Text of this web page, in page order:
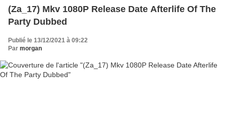
(Za_17) Mkv 1080P Release Date Afterlife Of The
Party Dubbed
Publié le 13/12/2021 à 09:22
Par morgan